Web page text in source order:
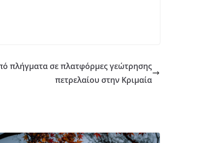
πλήγματα σε πλατφόρμες γεώτρησης
πετρελαίου στην Κριμαία